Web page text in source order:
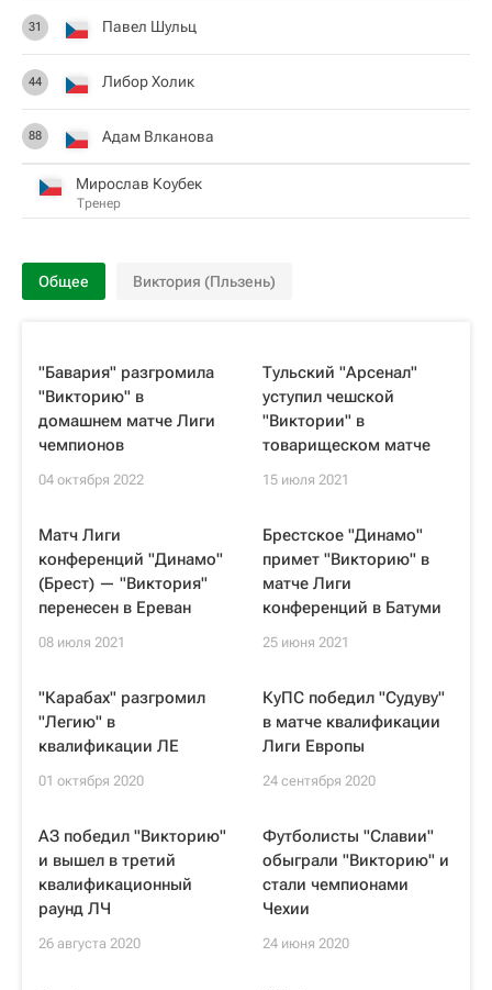
31 Павел Шульц
44 Либор Холик
88 Адам Влканова
Мирослав Коубек
Тренер
Общее Виктория (Пльзень)
"Бавария" разгромила
"Викторию" в
домашнем матче Лиги
чемпионов
04 октября 2022
Тульский "Арсенал"
уступил чешской
"Виктории" в
товарищеском матче
15 июля 2021
Матч Лиги
конференций "Динамо"
(Брест) — "Виктория"
перенесен в Ереван
08 июля 2021
Брестское "Динамо"
примет "Викторию" в
матче Лиги
конференций в Батуми
25 июня 2021
"Карабах" разгромил
"Легию" в
квалификации ЛЕ
01 октября 2020
КуПС победил "Судуву"
в матче квалификации
Лиги Европы
24 сентября 2020
АЗ победил "Викторию"
и вышел в третий
квалификационный
раунд ЛЧ
26 августа 2020
Футболисты "Славии"
обыграли "Викторию" и
стали чемпионами
Чехии
24 июня 2020